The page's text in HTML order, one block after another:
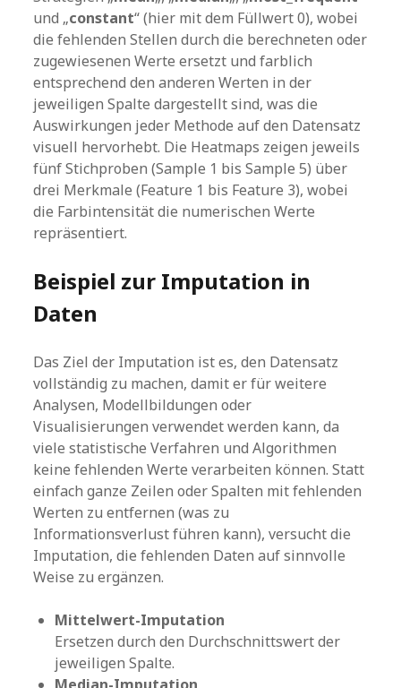
und „constant“ (hier mit dem Füllwert 0), wobei
die fehlenden Stellen durch die berechneten oder
zugewiesenen Werte ersetzt und farblich
entsprechend den anderen Werten in der
jeweiligen Spalte dargestellt sind, was die
Auswirkungen jeder Methode auf den Datensatz
visuell hervorhebt. Die Heatmaps zeigen jeweils
fünf Stichproben (Sample 1 bis Sample 5) über
drei Merkmale (Feature 1 bis Feature 3), wobei
die Farbintensität die numerischen Werte
repräsentiert.
Beispiel zur Imputation in
Daten
Das Ziel der Imputation ist es, den Datensatz
vollständig zu machen, damit er für weitere
Analysen, Modellbildungen oder
Visualisierungen verwendet werden kann, da
viele statistische Verfahren und Algorithmen
keine fehlenden Werte verarbeiten können. Statt
einfach ganze Zeilen oder Spalten mit fehlenden
Werten zu entfernen (was zu
Informationsverlust führen kann), versucht die
Imputation, die fehlenden Daten auf sinnvolle
Weise zu ergänzen.
Mittelwert-Imputation
Ersetzen durch den Durchschnittswert der
jeweiligen Spalte.